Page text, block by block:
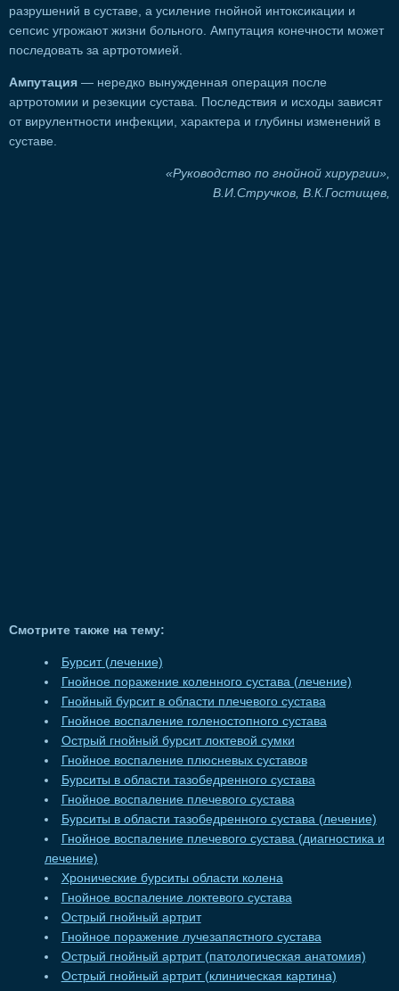
разрушений в суставе, а усиление гнойной интоксикации и
сепсис угрожают жизни больного. Ампутация конечности может
последовать за артротомией.
Ампутация — нередко вынужденная операция после
артротомии и резекции сустава. Последствия и исходы зависят
от вирулентности инфекции, характера и глубины изменений в
суставе.
«Руководство по гнойной хирургии»,
В.И.Стручков, В.К.Гостищев,
Смотрите также на тему:
Бурсит (лечение)
Гнойное поражение коленного сустава (лечение)
Гнойный бурсит в области плечевого сустава
Гнойное воспаление голеностопного сустава
Острый гнойный бурсит локтевой сумки
Гнойное воспаление плюсневых суставов
Бурситы в области тазобедренного сустава
Гнойное воспаление плечевого сустава
Бурситы в области тазобедренного сустава (лечение)
Гнойное воспаление плечевого сустава (диагностика и
лечение)
Хронические бурситы области колена
Гнойное воспаление локтевого сустава
Острый гнойный артрит
Гнойное поражение лучезапястного сустава
Острый гнойный артрит (патологическая анатомия)
Острый гнойный артрит (клиническая картина)